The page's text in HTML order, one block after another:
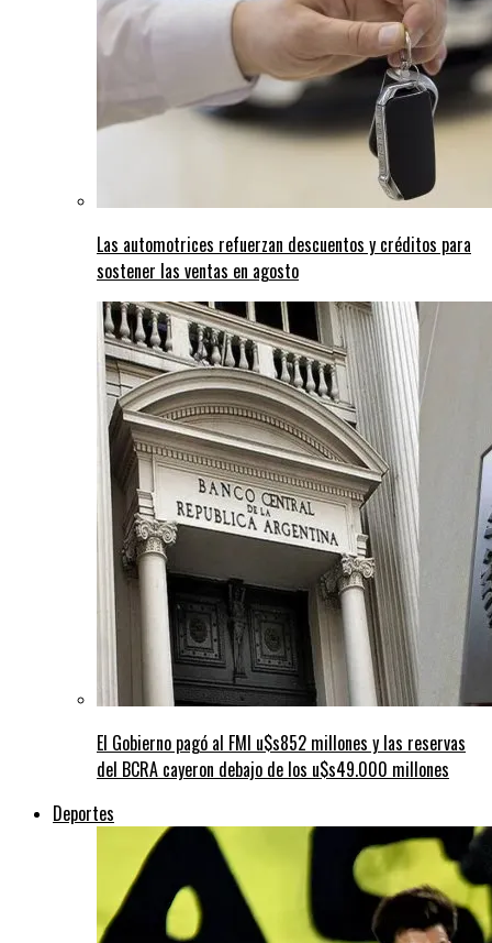
Las automotrices refuerzan descuentos y créditos para
sostener las ventas en agosto
El Gobierno pagó al FMI u$s852 millones y las reservas
del BCRA cayeron debajo de los u$s49.000 millones
Deportes